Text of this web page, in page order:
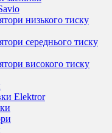
низького тиску
середнього тиску
високого тиску
Elektror